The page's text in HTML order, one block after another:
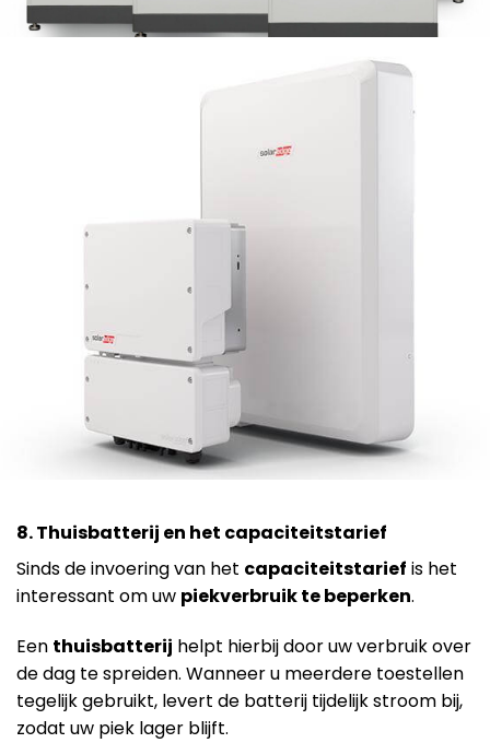
8. Thuisbatterij en het capaciteitstarief
Sinds de invoering van het capaciteitstarief is het
interessant om uw piekverbruik te beperken.
Een thuisbatterij helpt hierbij door uw verbruik over
de dag te spreiden. Wanneer u meerdere toestellen
tegelijk gebruikt, levert de batterij tijdelijk stroom bij,
zodat uw piek lager blijft.